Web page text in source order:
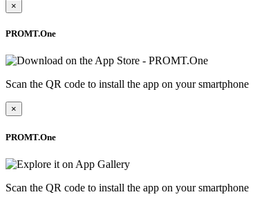
×
PROMT.One
Scan the QR code to install the app on your smartphone
×
PROMT.One
Scan the QR code to install the app on your smartphone